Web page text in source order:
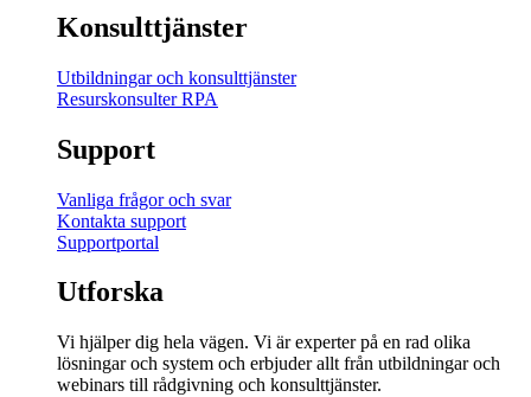
Konsulttjänster
Utbildningar och konsulttjänster
Resurskonsulter RPA
Support
Vanliga frågor och svar
Kontakta support
Supportportal
Utforska
Vi hjälper dig hela vägen. Vi är experter på en rad olika
lösningar och system och erbjuder allt från utbildningar och
webinars till rådgivning och konsulttjänster.